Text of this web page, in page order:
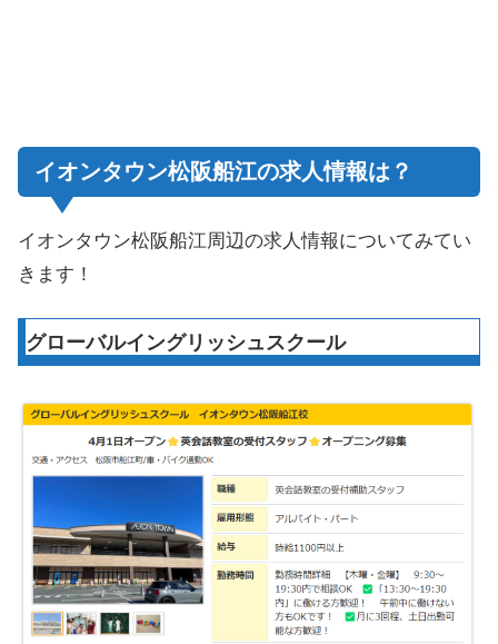
イオンタウン松阪船江の求人情報は？
イオンタウン松阪船江周辺の求人情報についてみてい
きます！
グローバルイングリッシュスクール